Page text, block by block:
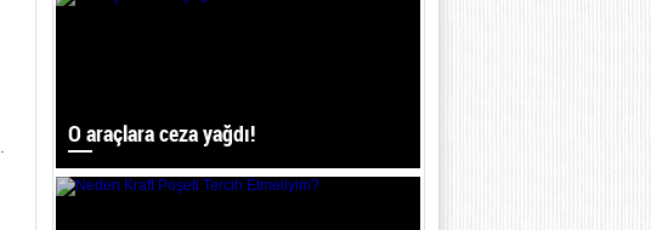
O araçlara ceza yağdı!